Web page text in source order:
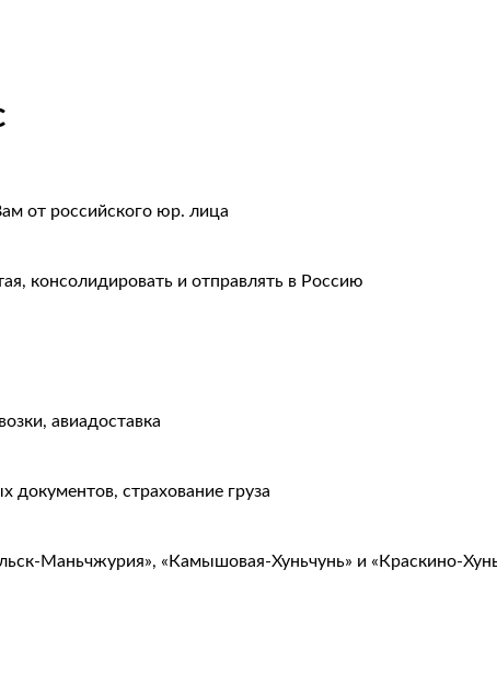
от российского юр. лица
консолидировать и отправлять в Россию
авиадоставка
страхование груза
Маньчжурия», «Камышовая-Хуньчунь» и «Краскино-